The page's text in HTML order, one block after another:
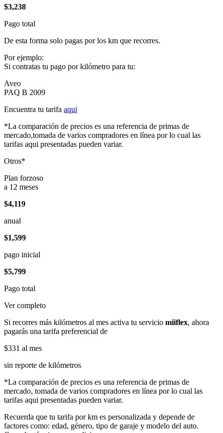
$3,238
Pago total
De esta forma solo pagas por los km que recorres.
Por ejemplo:
Si contratas tu pago por kilómetro para tu:
Aveo
PAQ B 2009
Encuentra tu tarifa aqui
*La comparación de precios es una referencia de primas de
mercado,tomada de varios compradores en línea por lo cual las
tarifas aqui presentadas pueden variar.
Otros*
Plan forzoso
a 12 meses
$4,119
anual
$1,599
pago inicial
$5,799
Pago total
Ver completo
Si recorres más kilómetros al mes activa tu servicio miiflex, ahora
pagarás una tarifa preferencial de
$331 al mes
sin reporte de kilómetros
*La comparación de precios es una referencia de primas de
mercado, tomada de varios compradores en línea por lo cual las
tarifas aqui presentadas pueden variar.
Recuerda que tu tarifa por km es personalizada y depende de
factores como: edad, género, tipo de garaje y modelo del auto.